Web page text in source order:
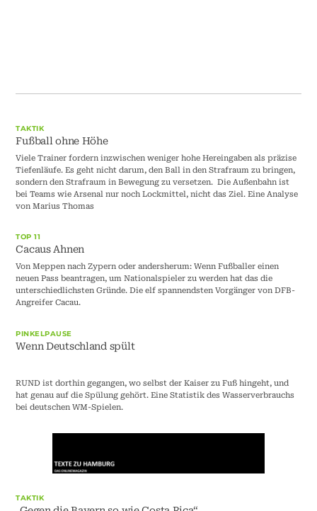
TAKTIK
Fußball ohne Höhe
Viele Trainer fordern inzwischen weniger hohe Hereingaben als präzise
Tiefenläufe. Es geht nicht darum, den Ball in den Strafraum zu bringen,
sondern den Strafraum in Bewegung zu versetzen. Die Außenbahn ist
bei Teams wie Arsenal nur noch Lockmittel, nicht das Ziel. Eine Analyse
von Marius Thomas
TOP 11
Cacaus Ahnen
Von Meppen nach Zypern oder andersherum: Wenn Fußballer einen
neuen Pass beantragen, um Nationalspieler zu werden hat das die
unterschiedlichsten Gründe. Die elf spannendsten Vorgänger von DFB-
Angreifer Cacau.
PINKELPAUSE
Wenn Deutschland spült
RUND ist dorthin gegangen, wo selbst der Kaiser zu Fuß hingeht, und
hat genau auf die Spülung gehört. Eine Statistik des Wasserverbrauchs
bei deutschen WM-Spielen.
TAKTIK